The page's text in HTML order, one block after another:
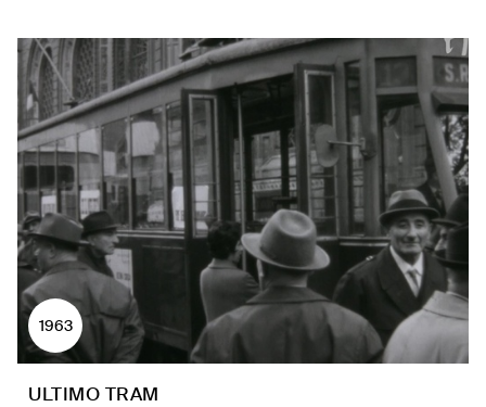
1963
ULTIMO TRAM